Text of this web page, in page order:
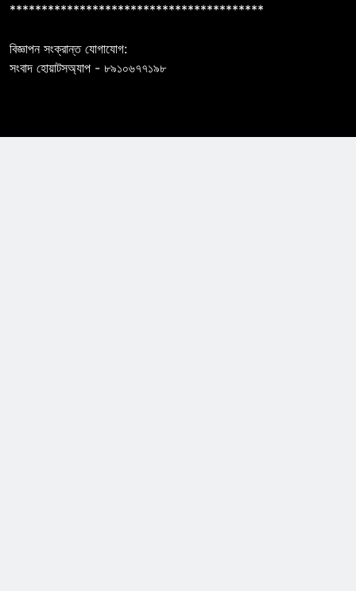
****************************************
বিজ্ঞাপন সংক্রান্ত যোগাযোগ:
সংবাদ হোয়াটসঅ্যাপ - ৮৯১০৬৭৭১৯৮